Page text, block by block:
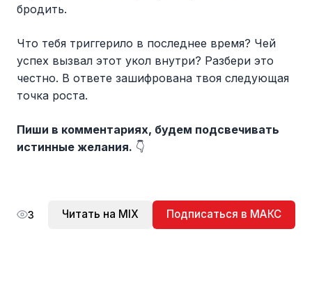
бродить.
Что тебя триггерило в последнее время? Чей
успех вызвал этот укол внутри? Разбери это
честно. В ответе зашифрована твоя следующая
точка роста.
Пиши в комментариях, будем подсвечивать
истинные желания. 👇
3 Читать на MIX Подписаться в МАКС